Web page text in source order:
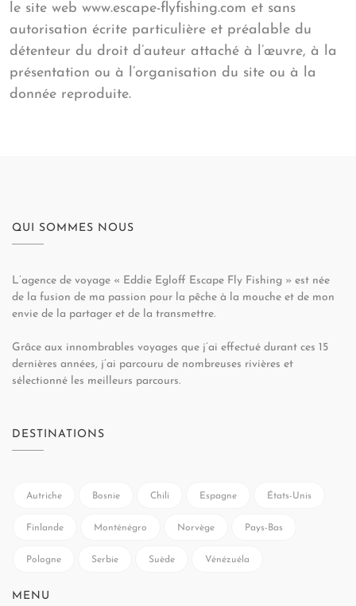
le site web www.escape-flyfishing.com et sans
autorisation écrite particulière et préalable du
détenteur du droit d’auteur attaché à l’œuvre, à la
présentation ou à l’organisation du site ou à la
donnée reproduite.
QUI SOMMES NOUS
L’agence de voyage « Eddie Egloff Escape Fly Fishing » est née
de la fusion de ma passion pour la pêche à la mouche et de mon
envie de la partager et de la transmettre.
Grâce aux innombrables voyages que j’ai effectué durant ces 15
dernières années, j’ai parcouru de nombreuses rivières et
sélectionné les meilleurs parcours.
DESTINATIONS
Autriche Bosnie Chili Espagne États-Unis
Finlande Monténégro Norvège Pays-Bas
Pologne Serbie Suède Vénézuéla
MENU